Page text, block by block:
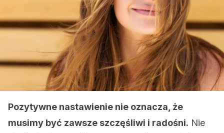
Pozytywne nastawienie nie oznacza, że ​​
musimy być zawsze szczęśliwi i radośni. Nie